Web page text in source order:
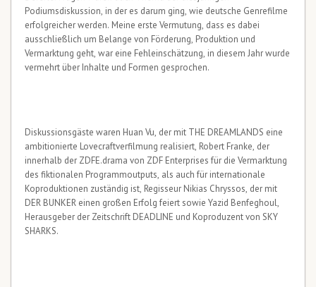
Podiumsdiskussion, in der es darum ging, wie deutsche Genrefilme
erfolgreicher werden. Meine erste Vermutung, dass es dabei
ausschließlich um Belange von Förderung, Produktion und
Vermarktung geht, war eine Fehleinschätzung, in diesem Jahr wurde
vermehrt über Inhalte und Formen gesprochen.
Diskussionsgäste waren Huan Vu, der mit THE DREAMLANDS eine
ambitionierte Lovecraftverfilmung realisiert, Robert Franke, der
innerhalb der ZDFE.drama von ZDF Enterprises für die Vermarktung
des fiktionalen Programmoutputs, als auch für internationale
Koproduktionen zuständig ist, Regisseur Nikias Chryssos, der mit
DER BUNKER einen großen Erfolg feiert sowie Yazid Benfeghoul,
Herausgeber der Zeitschrift DEADLINE und Koproduzent von SKY
SHARKS.